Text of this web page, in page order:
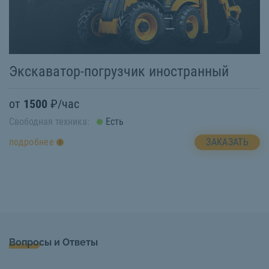
Экскаватор-погрузчик иностранный
от 1500 ₽/час
Свободная техника:
Есть
подробнее
ЗАКАЗАТЬ
Вопросы и Ответы